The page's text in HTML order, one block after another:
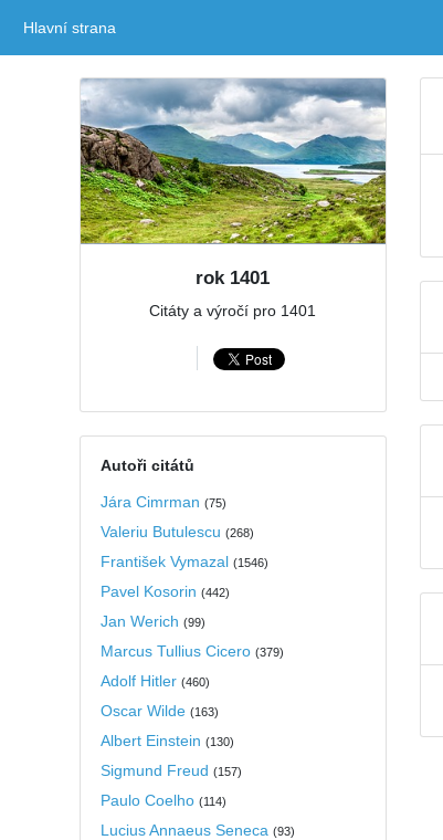
Hlavní strana
rok 1401
Citáty a výročí pro 1401
Autoři citátů
Jára Cimrman (75)
Valeriu Butulescu (268)
František Vymazal (1546)
Pavel Kosorin (442)
Jan Werich (99)
Marcus Tullius Cicero (379)
Adolf Hitler (460)
Oscar Wilde (163)
Albert Einstein (130)
Sigmund Freud (157)
Paulo Coelho (114)
Lucius Annaeus Seneca (93)